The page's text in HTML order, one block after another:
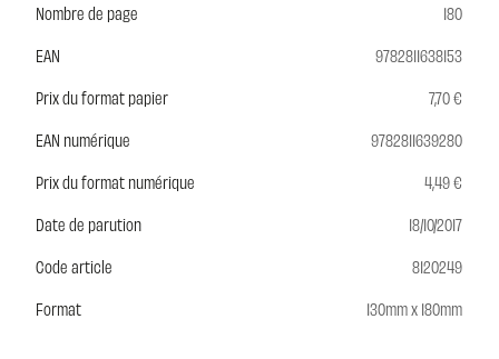
Nombre de page
180
EAN
9782811638153
Prix du format papier
7,70 €
EAN numérique
9782811639280
Prix du format numérique
4,49 €
Date de parution
18/10/2017
Code article
8120249
Format
130mm x 180mm